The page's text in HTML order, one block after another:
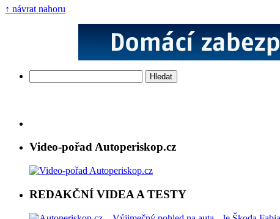
↑ návrat nahoru
Video-pořad Autoperiskop.cz
REDAKČNÍ VIDEA A TESTY